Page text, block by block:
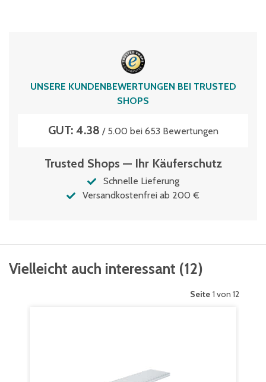
UNSERE KUNDENBEWERTUNGEN BEI TRUSTED
SHOPS
GUT: 4.38 / 5.00 bei 653 Bewertungen
Trusted Shops — Ihr Käuferschutz
Schnelle Lieferung
Versandkostenfrei ab 200 €
Vielleicht auch interessant (12)
Seite 1 von 12